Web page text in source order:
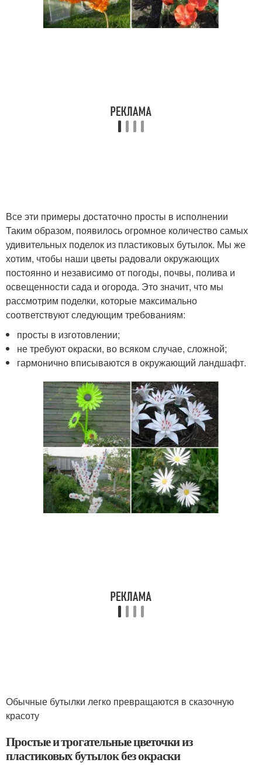
Все эти примеры достаточно просты в исполнении
Таким образом, появилось огромное количество самых
удивительных поделок из пластиковых бутылок. Мы же
хотим, чтобы наши цветы радовали окружающих
постоянно и независимо от погоды, почвы, полива и
освещенности сада и огорода. Это значит, что мы
рассмотрим поделки, которые максимально
соответствуют следующим требованиям:
просты в изготовлении;
не требуют окраски, во всяком случае, сложной;
гармонично вписываются в окружающий ландшафт.
Обычные бутылки легко превращаются в сказочную
красоту
Простые и трогательные цветочки из
пластиковых бутылок без окраски